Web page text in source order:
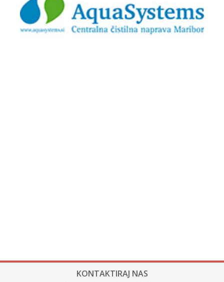
KONTAKTIRAJ NAS